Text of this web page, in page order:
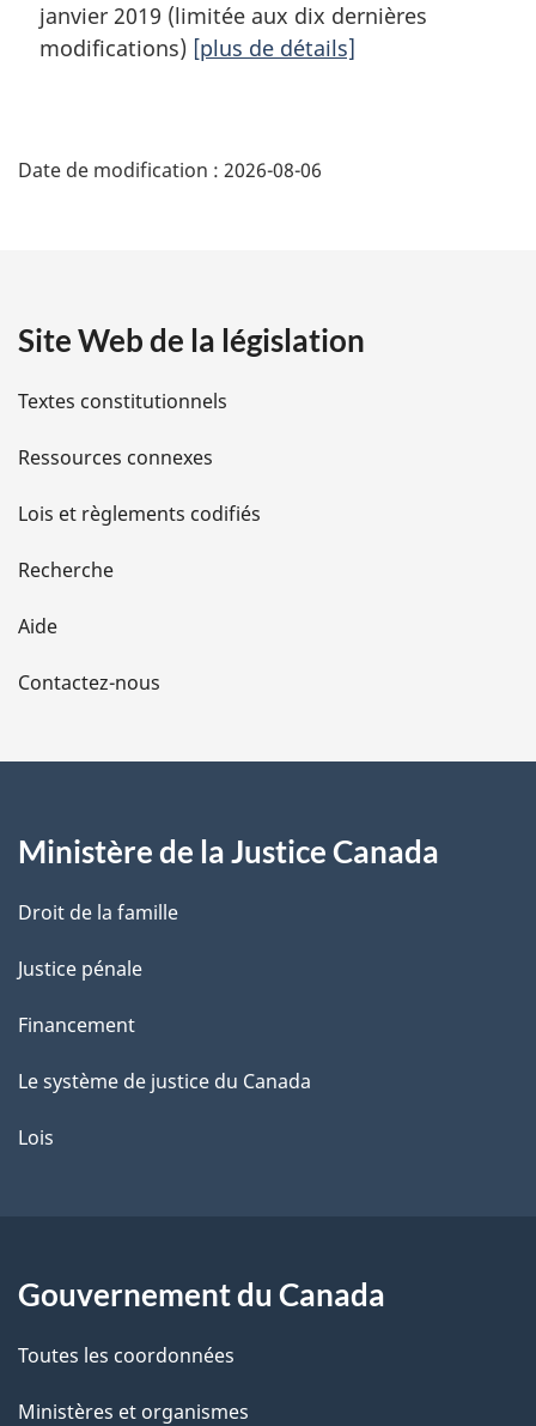
janvier 2019 (limitée aux dix dernières
modifications) [plus de détails]
é
i
l
s
d
e
l
a
e
Date de modification : 2026-08-06
Site Web de la législation
Textes constitutionnels
Ressources connexes
Lois et règlements codifiés
Recherche
Aide
Contactez-nous
Ministère de la Justice Canada
Droit de la famille
Justice pénale
Financement
Le système de justice du Canada
Lois
Gouvernement du Canada
Toutes les coordonnées
Ministères et organismes